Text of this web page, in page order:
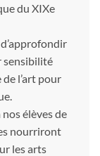
du XIXe
sensibilité
l’art pour
élèves de
nourriront
les arts